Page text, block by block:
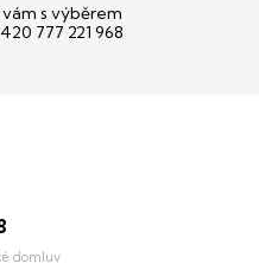
s výběrem
777 221 968